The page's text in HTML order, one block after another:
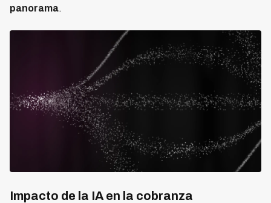
panorama.
Impacto de la IA en la cobranza